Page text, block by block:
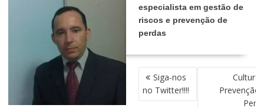
especialista em gestão de
riscos e prevenção de
perdas
NAVEGAÇÃO
DE
POST
Siga-nos
no Twitter!!!!
Cultura
Prevenção